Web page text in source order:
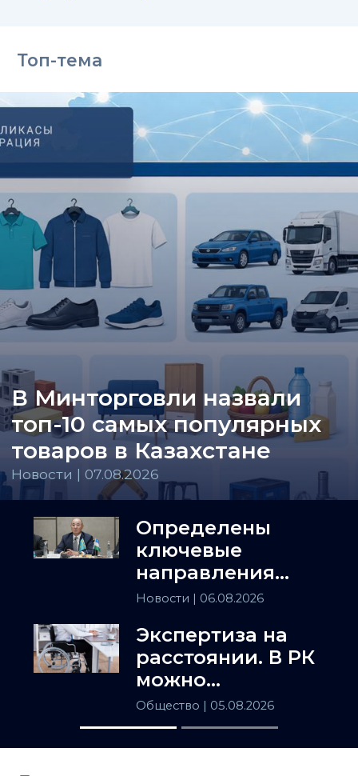
Топ-тема
В Минторговли назвали
топ-10 самых популярных
товаров в Казахстане
Новости | 07.08.2026
Определены
ключевые
направления
сотрудничества
Ташкента
Новости | 06.08.2026
Экспертиза на
расстоянии. В РК
можно
установить
инвалидность
заочно
Общество | 05.08.2026